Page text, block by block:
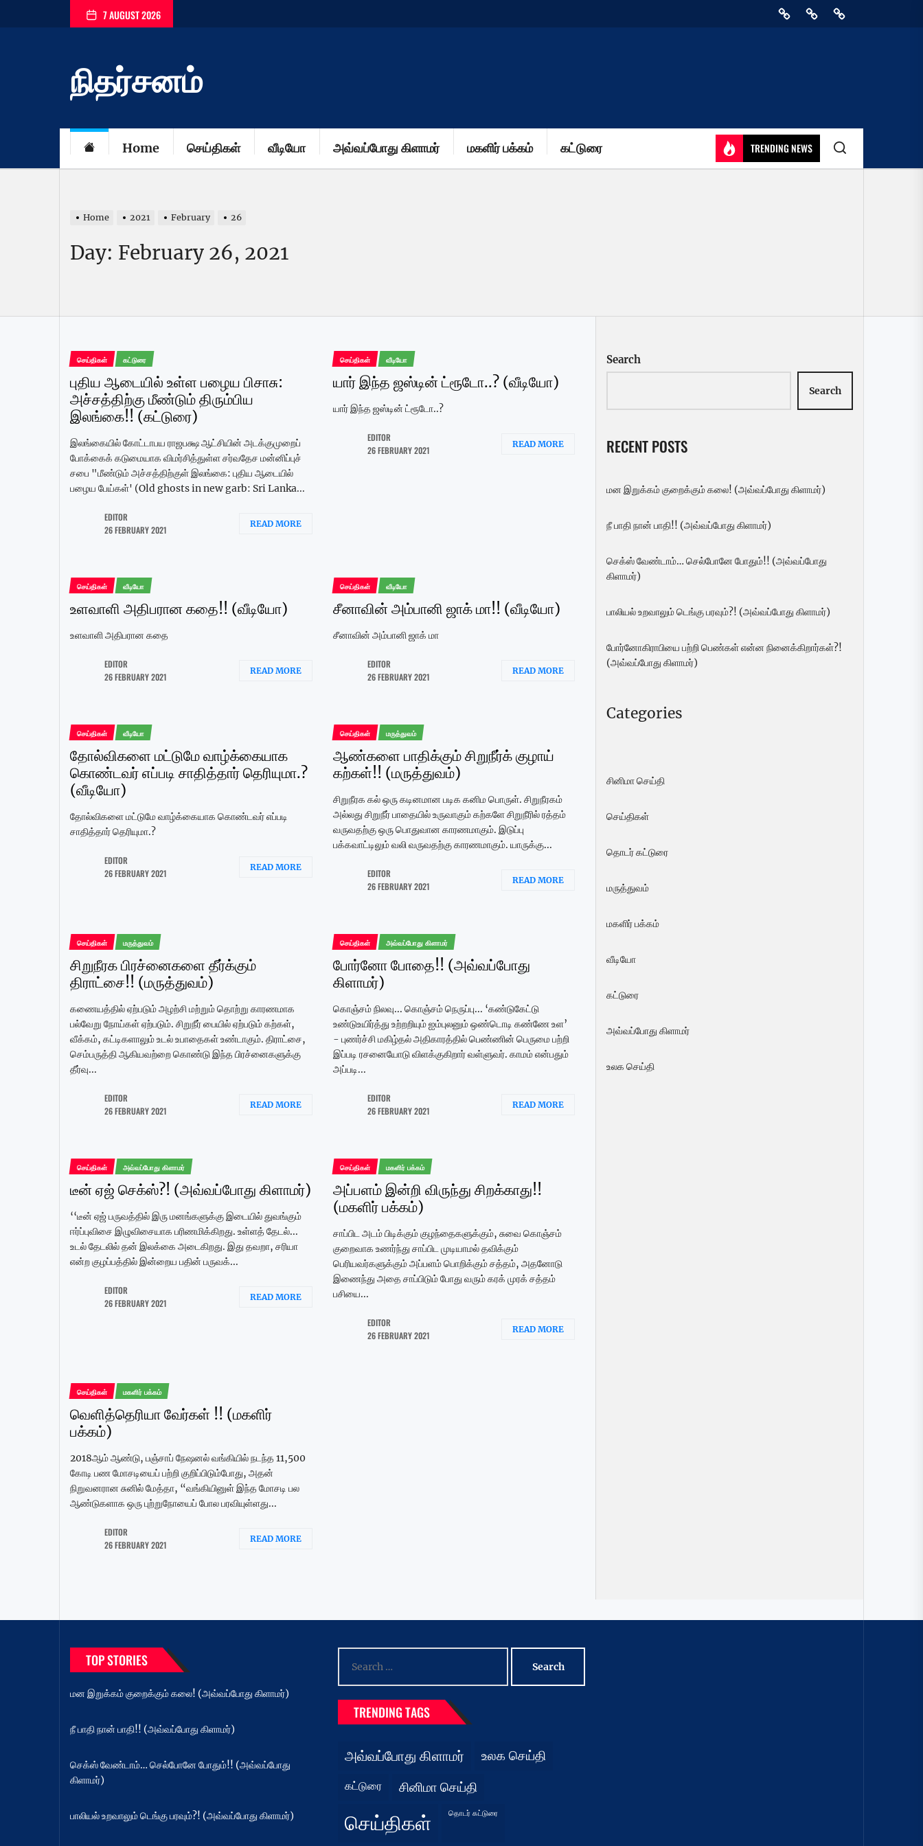
7 AUGUST 2026 HomePrivacyAthirady
நிதர்சனம்
Home செய்திகள் வீடியோ அவ்வப்போது கிளாமர் மகளிர் பக்கம் கட்டுரை TRENDING NEWS
Home 2021 February 26
Day: February 26, 2021
செய்திகள் கட்டுரை
புதிய ஆடையில் உள்ள பழைய பிசாசு:
அச்சத்திற்கு மீண்டும் திரும்பிய
இலங்கை!! (கட்டுரை)
இலங்கையில் கோட்டாபய ராஜபக்ஷ ஆட்சியின் அடக்குமுறைப்
போக்கைக் கடுமையாக விமர்சித்துள்ள சர்வதேச மன்னிப்புச்
சபை "மீண்டும் அச்சத்திற்குள் இலங்கை: புதிய ஆடையில்
பழைய பேய்கள்' (Old ghosts in new garb: Sri Lanka...
EDITOR
26 FEBRUARY 2021
READ MORE
செய்திகள் வீடியோ
யார் இந்த ஜஸ்டின் ட்ரூடோ..? (வீடியோ)
யார் இந்த ஜஸ்டின் ட்ரூடோ..?
EDITOR
26 FEBRUARY 2021
READ MORE
செய்திகள் வீடியோ
உளவாளி அதிபரான கதை!! (வீடியோ)
உளவாளி அதிபரான கதை
EDITOR
26 FEBRUARY 2021
READ MORE
செய்திகள் வீடியோ
சீனாவின் அம்பானி ஜாக் மா!! (வீடியோ)
சீனாவின் அம்பானி ஜாக் மா
EDITOR
26 FEBRUARY 2021
READ MORE
செய்திகள் வீடியோ
தோல்விகளை மட்டுமே வாழ்க்கையாக
கொண்டவர் எப்படி சாதித்தார் தெரியுமா.?
(வீடியோ)
தோல்விகளை மட்டுமே வாழ்க்கையாக கொண்டவர் எப்படி
சாதித்தார் தெரியுமா.?
EDITOR
26 FEBRUARY 2021
READ MORE
செய்திகள் மருத்துவம்
ஆண்களை பாதிக்கும் சிறுநீர்க் குழாய்
கற்கள்!! (மருத்துவம்)
சிறுநீரக கல் ஒரு கடினமான படிக கனிம பொருள். சிறுநீரகம்
அல்லது சிறுநீர் பாதையில் உருவாகும் கற்களே சிறுநீரில் ரத்தம்
வருவதற்கு ஒரு பொதுவான காரணமாகும். இடுப்பு
பக்கவாட்டிலும் வலி வருவதற்கு காரணமாகும். யாருக்கு...
EDITOR
26 FEBRUARY 2021
READ MORE
செய்திகள் மருத்துவம்
சிறுநீரக பிரச்னைகளை தீர்க்கும்
திராட்சை!! (மருத்துவம்)
கணையத்தில் ஏற்படும் அழற்சி மற்றும் தொற்று காரணமாக
பல்வேறு நோய்கள் ஏற்படும். சிறுநீர் பையில் ஏற்படும் கற்கள்,
வீக்கம், கட்டிகளாலும் உடல் உபாதைகள் உண்டாகும். திராட்சை,
செம்பருத்தி ஆகியவற்றை கொண்டு இந்த பிரச்னைகளுக்கு
தீர்வு...
EDITOR
26 FEBRUARY 2021
READ MORE
செய்திகள் அவ்வப்போது கிளாமர்
போர்னோ போதை!! (அவ்வப்போது
கிளாமர்)
கொஞ்சம் நிலவு... கொஞ்சம் நெருப்பு... ‘கண்டுகேட்டு
உண்டுஉயிர்த்து உற்றறியும் ஐம்புலனும் ஒண்டொடி கண்ணே உள’
- புணர்ச்சி மகிழ்தல் அதிகாரத்தில் பெண்ணின் பெருமை பற்றி
இப்படி ரசனையோடு விளக்குகிறார் வள்ளுவர். காமம் என்பதும்
அப்படி...
EDITOR
26 FEBRUARY 2021
READ MORE
செய்திகள் அவ்வப்போது கிளாமர்
டீன் ஏஜ் செக்ஸ்?! (அவ்வப்போது கிளாமர்)
‘‘டீன் ஏஜ் பருவத்தில் இரு மனங்களுக்கு இடையில் துவங்கும்
ஈர்ப்புவிசை இழுவிசையாக பரிணமிக்கிறது. உள்ளத் தேடல்...
உடல் தேடலில் தன் இலக்கை அடைகிறது. இது தவறா, சரியா
என்ற குழப்பத்தில் இன்றைய பதின் பருவக்...
EDITOR
26 FEBRUARY 2021
READ MORE
செய்திகள் மகளிர் பக்கம்
அப்பளம் இன்றி விருந்து சிறக்காது!!
(மகளிர் பக்கம்)
சாப்பிட அடம் பிடிக்கும் குழந்தைகளுக்கும், சுவை கொஞ்சம்
குறைவாக உணர்ந்து சாப்பிட முடியாமல் தவிக்கும்
பெரியவர்களுக்கும் அப்பளம் பொறிக்கும் சத்தம், அதனோடு
இணைந்து அதை சாப்பிடும் போது வரும் கரக் முரக் சத்தம்
பசியை...
EDITOR
26 FEBRUARY 2021
READ MORE
செய்திகள் மகளிர் பக்கம்
வெளித்தெரியா வேர்கள் !! (மகளிர்
பக்கம்)
2018ஆம் ஆண்டு, பஞ்சாப் நேஷனல் வங்கியில் நடந்த 11,500
கோடி பண மோசடியைப் பற்றி குறிப்பிடும்போது, அதன்
நிறுவனரான சுனில் மேத்தா, “வங்கியினுள் இந்த மோசடி பல
ஆண்டுகளாக ஒரு புற்றுநோயைப் போல பரவியுள்ளது...
EDITOR
26 FEBRUARY 2021
READ MORE
Search
Search
RECENT POSTS
மன இறுக்கம் குறைக்கும் கலை! (அவ்வப்போது கிளாமர்)
நீ பாதி நான் பாதி!! (அவ்வப்போது கிளாமர்)
செக்ஸ் வேண்டாம்… செல்போனே போதும்!! (அவ்வப்போது
கிளாமர்)
பாலியல் உறவாலும் டெங்கு பரவும்?! (அவ்வப்போது கிளாமர்)
போர்னோகிராபியை பற்றி பெண்கள் என்ன நினைக்கிறார்கள்?!
(அவ்வப்போது கிளாமர்)
Categories
சினிமா செய்தி
செய்திகள்
தொடர் கட்டுரை
மருத்துவம்
மகளிர் பக்கம்
வீடியோ
கட்டுரை
அவ்வப்போது கிளாமர்
உலக செய்தி
TOP STORIES
மன இறுக்கம் குறைக்கும் கலை! (அவ்வப்போது கிளாமர்)
நீ பாதி நான் பாதி!! (அவ்வப்போது கிளாமர்)
செக்ஸ் வேண்டாம்… செல்போனே போதும்!! (அவ்வப்போது
கிளாமர்)
பாலியல் உறவாலும் டெங்கு பரவும்?! (அவ்வப்போது கிளாமர்)
for:
TRENDING TAGS
அவ்வப்போது கிளாமர் உலக செய்தி
கட்டுரை சினிமா செய்தி
செய்திகள் தொடர் கட்டுரை